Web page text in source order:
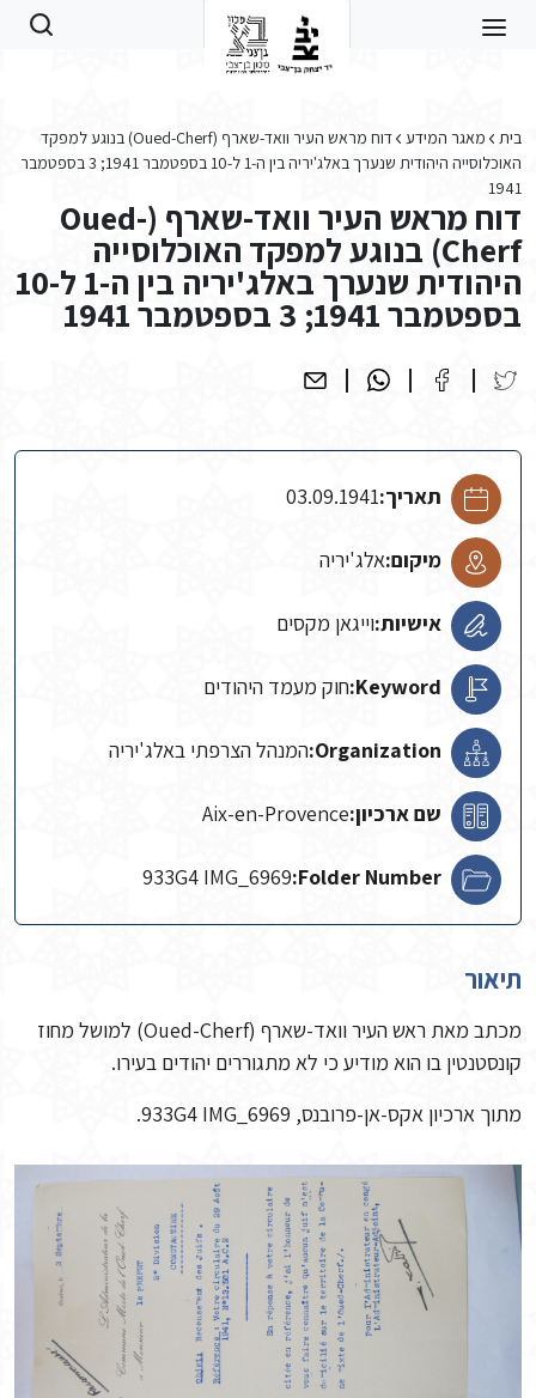
בית מאגר המידע
דוח מראש העיר וואד-שארף (Oued-Cherf) בנוגע למפקד
האוכלוסייה היהודית שנערך באלג'יריה בין ה-1 ל-10 בספטמבר 1941; 3 בספטמבר
1941
דוח מראש העיר וואד-שארף (Oued-
Cherf) בנוגע למפקד האוכלוסייה
היהודית שנערך באלג'יריה בין ה-1 ל-10
בספטמבר 1941; 3 בספטמבר 1941
תאריך:03.09.1941
מיקום:אלג'יריה
אישיות:וייגאן מקסים
Keyword: חוק מעמד היהודים
Organization: המנהל הצרפתי באלג'יריה
שם ארכיון:Aix-en-Provence
Folder Number:
933G4 IMG_6969
תיאור
מכתב מאת ראש העיר וואד-שארף (Oued-Cherf) למושל מחוז
קונסטנטין בו הוא מודיע כי לא מתגוררים יהודים בעירו.
מתוך ארכיון אקס-אן-פרובנס, 933G4 IMG_6969.